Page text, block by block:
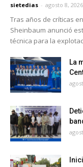
sietedias - agosto 8, 2026
Tras años de críticas
Sheinbaum anunció
técnica para la
La